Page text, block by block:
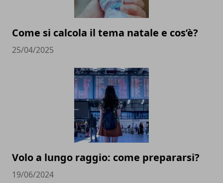
Come si calcola il tema natale e cos’è?
25/04/2025
Volo a lungo raggio: come prepararsi?
19/06/2024